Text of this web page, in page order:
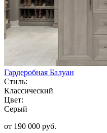
Гардеробная Балуан
Стиль:
Классический
Цвет:
Серый
от 190 000 руб.